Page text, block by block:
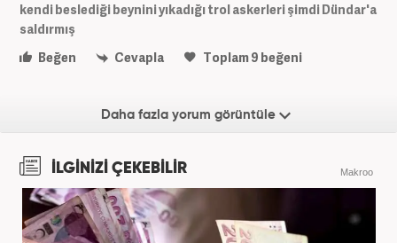
kendi beslediği beynini yıkadığı trol askerleri şimdi Dündar'a
saldırmış
Beğen
Cevapla Toplam9 beğeni
Daha fazla yorum görüntüle
İLGİNİZİ ÇEKEBİLİR Makroo